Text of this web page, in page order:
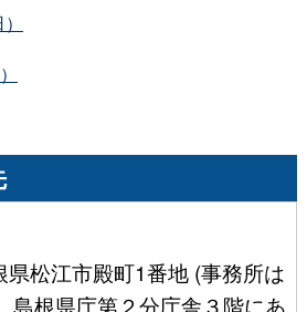
松江市殿町1番地 (事務所は
根県庁第２分庁舎３階にあ